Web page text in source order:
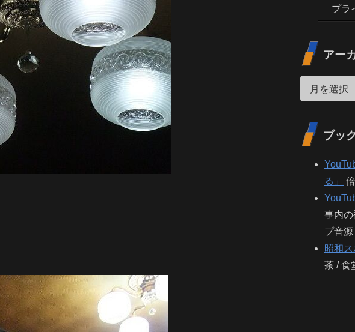
プラ
アー
ブッ
る」
事内
プ音源
昭和ス
茶 / 食